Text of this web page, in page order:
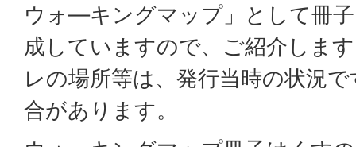
ウォ―キングマップ」として冊
成していますので、ご紹介しま
レの場所等は、発行当時の状況
合があります。